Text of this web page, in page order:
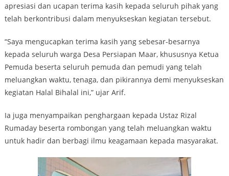
apresiasi dan ucapan terima kasih kepada seluruh pihak yang
telah berkontribusi dalam menyukseskan kegiatan tersebut.
“Saya mengucapkan terima kasih yang sebesar-besarnya
kepada seluruh warga Desa Persiapan Maar, khususnya Ketua
Pemuda beserta seluruh pemuda dan pemudi yang telah
meluangkan waktu, tenaga, dan pikirannya demi menyukseskan
kegiatan Halal Bihalal ini,” ujar Arif.
Ia juga menyampaikan penghargaan kepada Ustaz Rizal
Rumaday beserta rombongan yang telah meluangkan waktu
untuk hadir dan berbagi ilmu keagamaan kepada masyarakat.